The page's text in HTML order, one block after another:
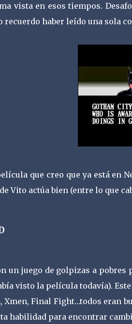
vista en esos tiempos.
recuerdo haber leído una sola
que creo que ya está
Vito actúa bien (entre lo que
un juego de golpizas a pobres
visto la película todavía).
Xmen, Final Fight…todos eran
habilidad para encontrar